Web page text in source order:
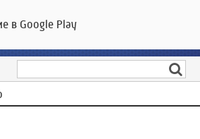
ГТРК «Ивтелерадио»
в Google Play